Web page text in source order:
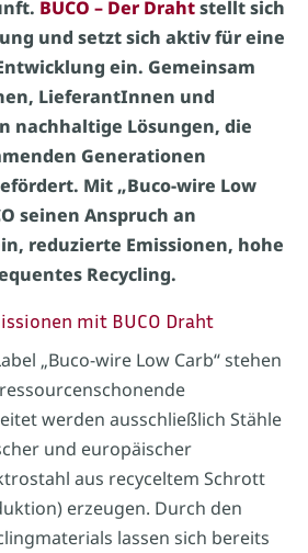
BUCO – Der Drahtstellt sich
und setzt sich aktiv für eine
ein. Gemeinsam
LieferantInnen und
nachhaltige Lösungen, die
Generationen
Mit „Buco-wire Low
seinen Anspruch an
reduzierte Emissionen, hohe
Recycling.
mit BUCO Draht
„Buco-wire Low Carb“ stehen
werden ausschließlich Stähle
und europäischer
aus recyceltem Schrott
erzeugen. Durch den
lassen sich bereits